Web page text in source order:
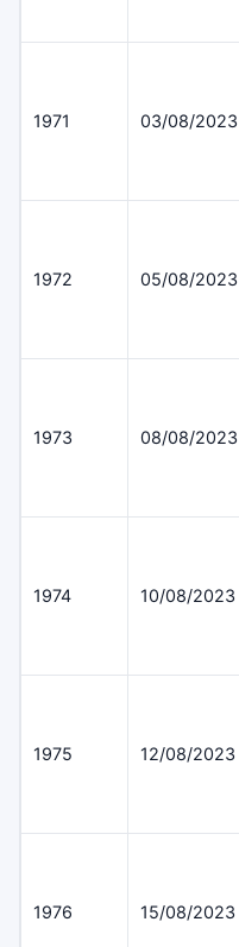
1971 03/08/2023
1972 05/08/2023
1973 08/08/2023
1974 10/08/2023
1975 12/08/2023
1976 15/08/2023